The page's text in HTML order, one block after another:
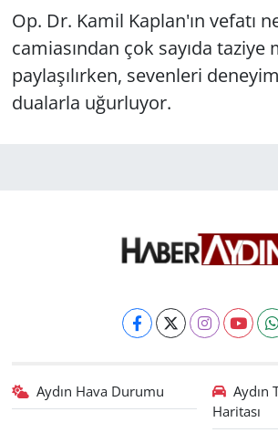
Op. Dr. Kamil Kaplan'ın vefatı
camiasından çok sayıda taziye
paylaşılırken, sevenleri
dualarla uğurluyor.
Aydın Hava Durumu
Aydın
Haritası